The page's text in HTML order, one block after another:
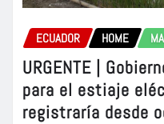
ECUADOR HOME
URGENTE |
para el estiaje
registraría desde